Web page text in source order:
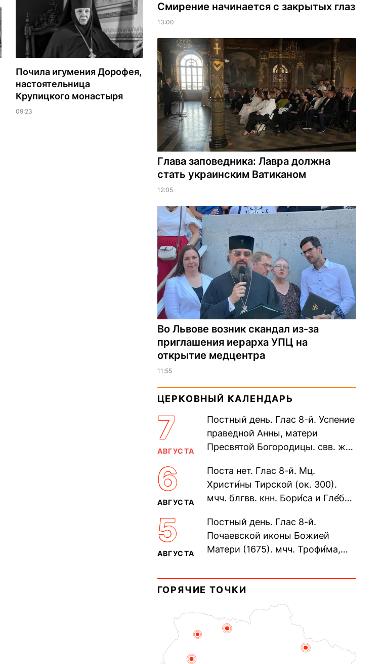
Почила игумения Дорофея,
настоятельница
Крупицкого монастыря
09:23
Смирение начинается с закрытых глаз
13:00
Глава заповедника: Лавра должна
стать украинским Ватиканом
12:05
Во Львове возник скандал из-за
приглашения иерарха УПЦ на
открытие медцентра
11:55
ЦЕРКОВНЫЙ КАЛЕНДАРЬ
7
АВГУСТА
Постный день. Глас 8-й. Успение
праведной Анны, матери
Пресвятой Богородицы. свв. жен
прп. Евпракси́и девы,...
6
АВГУСТА
Поста нет. Глас 8-й. Мц.
Христи́ны Тирской (ок. 300).
мчч. блгвв. кнн. Бори́са и Гле́ба,
Дави́да (1015). Прп....
5
АВГУСТА
Постный день. Глас 8-й.
Почаевской иконы Божией
Матери (1675). мчч. Трофи́ма,
мучеников (284–305). прав.
воина Фео́дора...
ГОРЯЧИЕ ТОЧКИ